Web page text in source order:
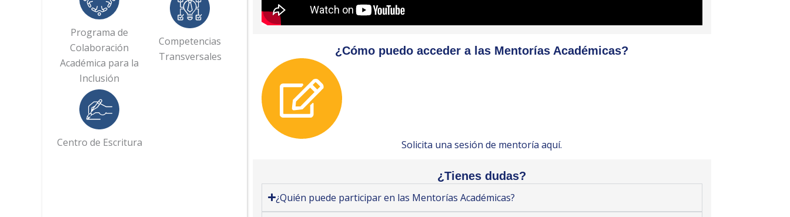
Programa de
Colaboración
Académica para la
Inclusión
Competencias
Transversales
Centro de Escritura
¿Cómo puedo acceder a las Mentorías Académicas?
Solicita una sesión de mentoría aquí.
¿Tienes dudas?
¿Quién puede participar en las Mentorías Académicas?